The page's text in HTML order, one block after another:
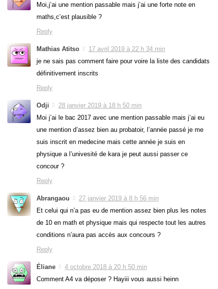
Moi,j’ai une mention passable mais j’ai une forte note en
maths,c’est plausible ?
Reply
Mathias Atitso
17 avril 2019 à 22 h 34 min
je ne sais pas comment faire pour voire la liste des candidats
définitivement inscrits
Reply
Odji
28 janvier 2019 à 18 h 50 min
Moi j’ai le bac 2017 avec une mention passable mais j’ai eu
une mention d’assez bien au probatoir, l’année passé je me
suis inscrit en medecine mais cette année je suis en
physique a l’univesité de kara je peut aussi passer ce
concour ?
Reply
Abrangaou
27 janvier 2019 à 8 h 56 min
Et celui qui n’a pas eu de mention assez bien plus les notes
de 10 en math et physique mais qui respecte tout les autres
conditions n’aura pas accès aux concours ?
Reply
Éliane
4 octobre 2018 à 20 h 50 min
Comment A4 va déposer ? Hayiii vous aussi heinn